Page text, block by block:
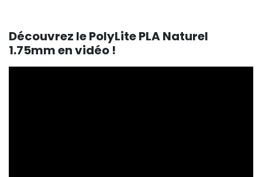
Découvrez le PolyLite PLA Naturel
1.75mm en vidéo !